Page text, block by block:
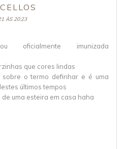
ÀS 20:23
oficialmente imunizada
que cores lindas
sobre o termo definhar e é uma
últimos tempos
de uma esteira em casa haha